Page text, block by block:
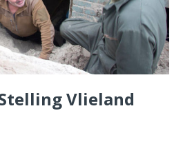
Vlieland